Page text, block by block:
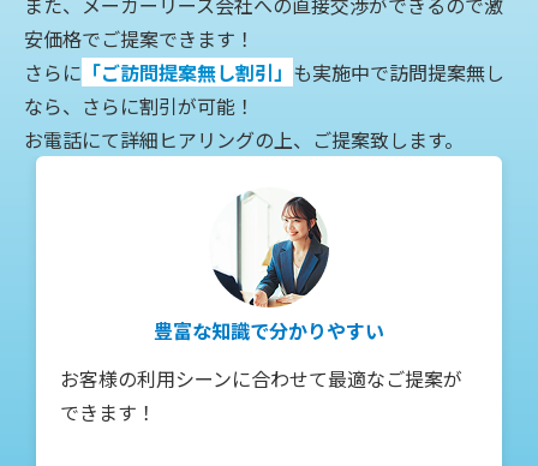
安価格でご提案できます！
さらに 「ご訪問提案無し割引」 も実施中で訪問提案無し
なら、さらに割引が可能！
お電話にて詳細ヒアリングの上、ご提案致します。
豊富な知識で分かりやすい
お客様の利用シーンに合わせて最適なご提案が
できます！